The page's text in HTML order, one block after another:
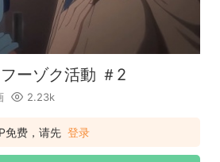
ーゾク活動 ＃2
2.23k
免费，请先 登录